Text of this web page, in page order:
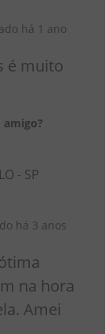
há 1 ano
é muito
- SP
há 3 anos
na hora
Amei